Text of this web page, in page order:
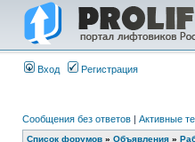
Вход Регистрация
Сообщения без ответов | Активные
Список форумов » Объявления »